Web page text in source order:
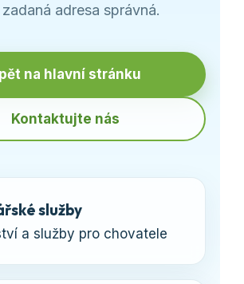
zadaná adresa správná.
na hlavní stránku
Kontaktujte nás
služby
a služby pro chovatele